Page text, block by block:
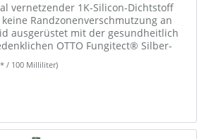
vernetzender 1K-Silicon-Dichtstoff
Randzonenverschmutzung an
ausgerüstet mit der gesundheitlich
OTTO Fungitect® Silber-
* / 100 Milliliter)